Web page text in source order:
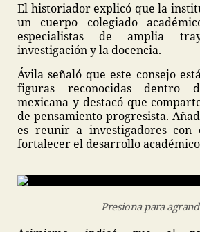
El historiador explicó que la
un cuerpo colegiado
especialistas de amplia
investigación y la docencia.
Ávila señaló que este consejo
figuras reconocidas dentro
mexicana y destacó que
de pensamiento progresista.
es reunir a investigadores con
fortalecer el desarrollo
Presiona para